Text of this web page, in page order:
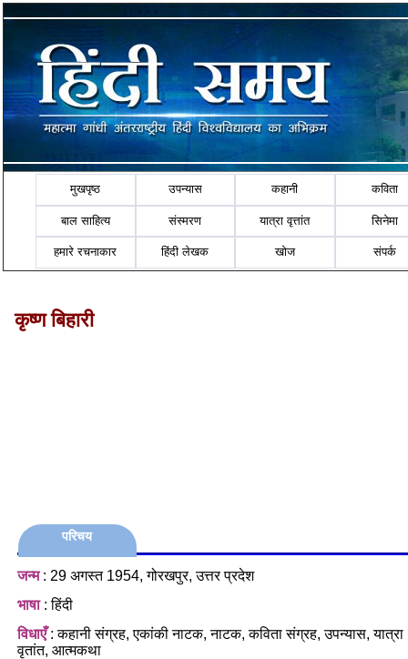
मुखपृष्ठ उपन्यास कहानी कविता
बाल साहित्य संस्मरण यात्रा वृत्तांत सिनेमा
हमारे रचनाकार हिंदी लेखक खोज संपर्क
कृष्ण बिहारी
परिचय
जन्म: 29 अगस्त 1954, गोरखपुर, उत्तर प्रदेश
भाषा: हिंदी
विधाएँ: कहानी संग्रह, एकांकी नाटक, नाटक, कविता संग्रह, उपन्यास, यात्रा
वृतांत, आत्मकथा